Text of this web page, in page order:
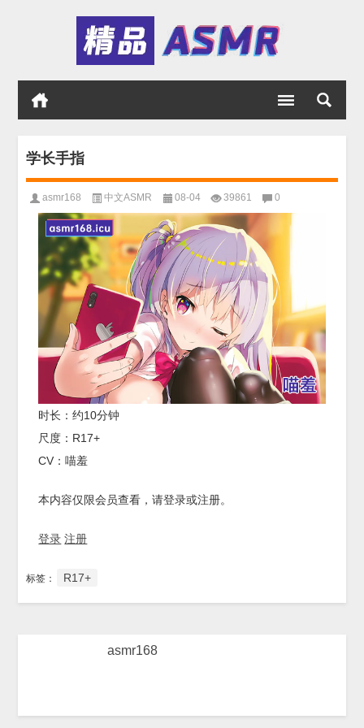
学长手指
asmr168 中文ASMR 08-04 39861 0
时长：约10分钟
尺度：R17+
CV：喵羞
本内容仅限会员查看，请登录或注册。
登录 注册
标签： R17+
asmr168